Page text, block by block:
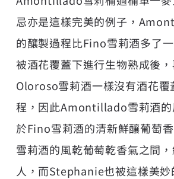
忌亦是這樣完美的例子，
的釀製過程比Fino雪莉酒多了
被酒花覆蓋下進行生物熟成後
Oloroso雪莉酒一樣沒有酒花覆
程，因此Amontillado雪莉酒的
於Fino雪莉酒的清新鮮釀葡萄
雪莉酒的風乾葡萄乾香氣之間
人，而Stephanie也被這樣美妙